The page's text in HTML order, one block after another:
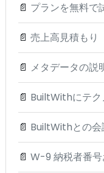
📄 プランを無料で
📄 売上高見積もり
📄 メタデータの説
📄 BuiltWithにテク
📄 BuiltWithとの会
📄 W-9 納税者番